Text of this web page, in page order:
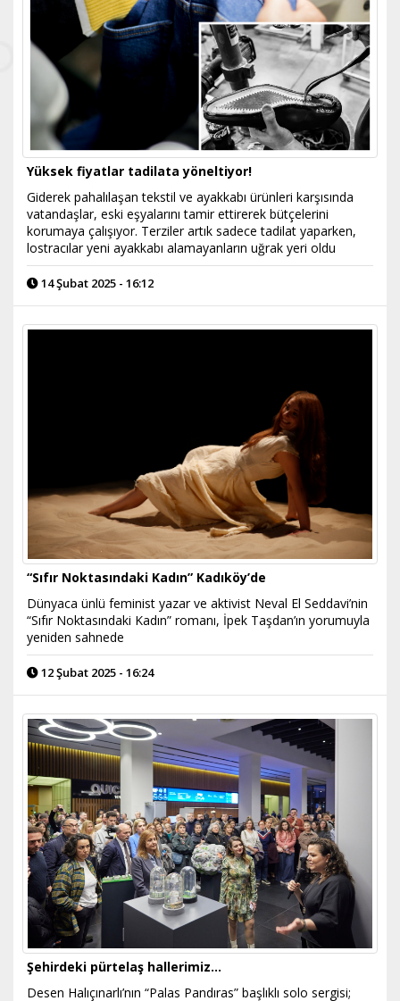
Yüksek fiyatlar tadilata yöneltiyor!
Giderek pahalılaşan tekstil ve ayakkabı ürünleri karşısında
vatandaşlar, eski eşyalarını tamir ettirerek bütçelerini
korumaya çalışıyor. Terziler artık sadece tadilat yaparken,
lostracılar yeni ayakkabı alamayanların uğrak yeri oldu
14 Şubat 2025 - 16:12
“Sıfır Noktasındaki Kadın” Kadıköy’de
Dünyaca ünlü feminist yazar ve aktivist Neval El Seddavi’nin
“Sıfır Noktasındaki Kadın” romanı, İpek Taşdan’ın yorumuyla
yeniden sahnede
12 Şubat 2025 - 16:24
Şehirdeki pürtelaş hallerimiz...
Desen Halıçınarlı’nın “Palas Pandıras” başlıklı solo sergisi;